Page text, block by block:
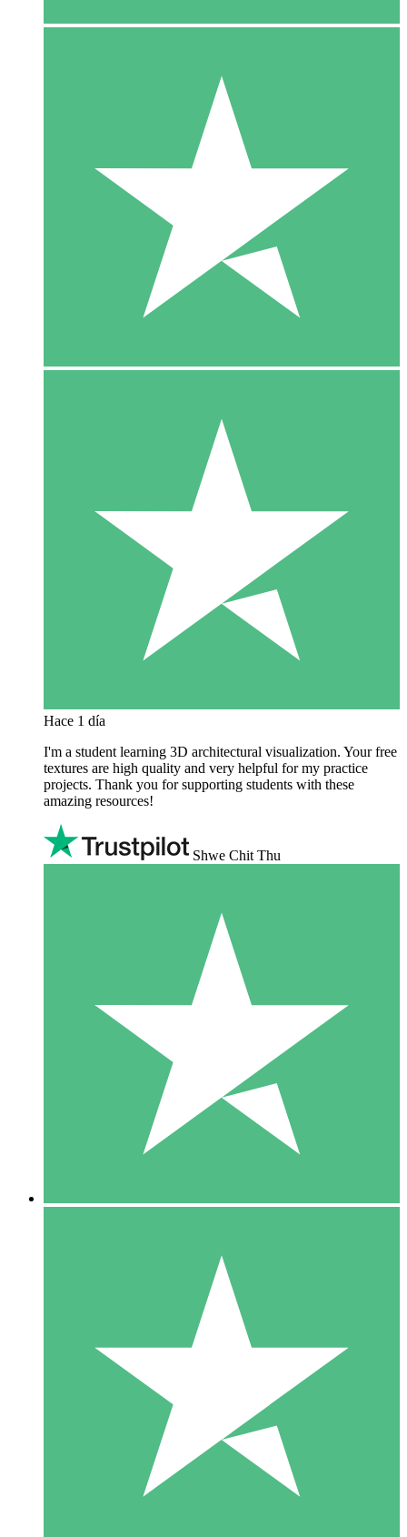
Hace 1 día
I'm a student learning 3D architectural visualization. Your free
textures are high quality and very helpful for my practice
projects. Thank you for supporting students with these
amazing resources!
Shwe Chit Thu